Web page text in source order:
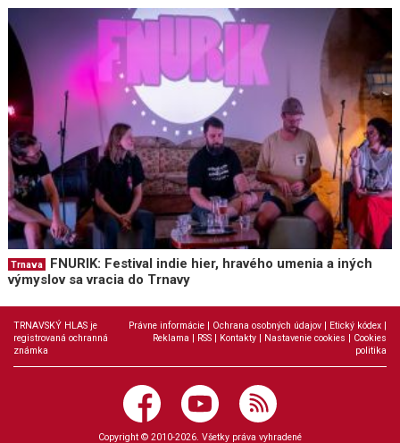
Trnava
FNURIK: Festival indie hier, hravého umenia a iných
výmyslov sa vracia do Trnavy
TRNAVSKÝ HLAS je
registrovaná ochranná
známka
Právne informácie Ochrana osobných údajov Etický kódex
Reklama
RSS Kontakty Nastavenie cookies
Cookies
politika
Copyright © 2010-2026. Všetky práva vyhradené